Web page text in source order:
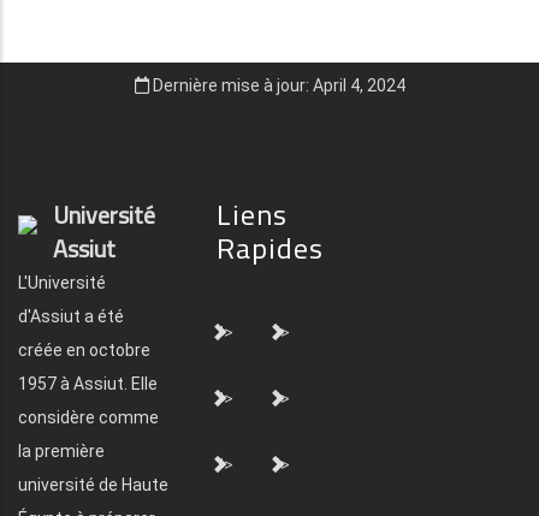
Dernière mise à jour: April 4, 2024
Université
Assiut
L'Université
d'Assiut a été
créée en octobre
1957 à Assiut. Elle
considère comme
la première
université de Haute
Liens
Rapides
"> ">
"> ">
"> ">